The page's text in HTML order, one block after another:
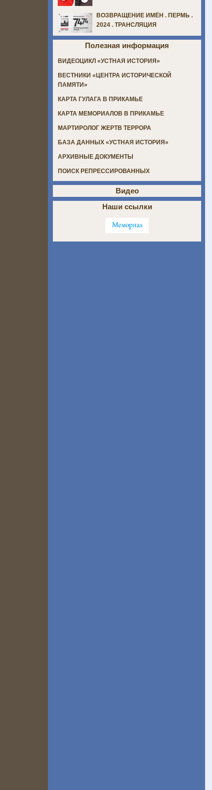
ВОЗВРАЩЕНИЕ ИМЁН . ПЕРМЬ .
2024 . ТРАНСЛЯЦИЯ
Полезная информация
ВИДЕОЦИКЛ «УСТНАЯ ИСТОРИЯ»
ВЕСТНИКИ «ЦЕНТРА ИСТОРИЧЕСКОЙ
ПАМЯТИ»
КАРТА ГУЛАГА В ПРИКАМЬЕ
КАРТА МЕМОРИАЛОВ В ПРИКАМЬЕ
МАРТИРОЛОГ ЖЕРТВ ТЕРРОРА
БАЗА ДАННЫХ «УСТНАЯ ИСТОРИЯ»
АРХИВНЫЕ ДОКУМЕНТЫ
ПОИСК РЕПРЕССИРОВАННЫХ
Видео
Наши ссылки